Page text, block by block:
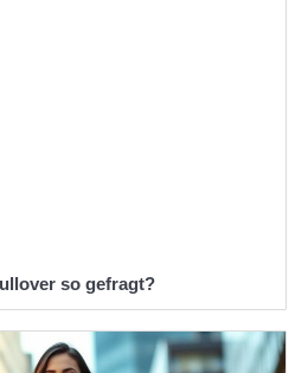
so gefragt?